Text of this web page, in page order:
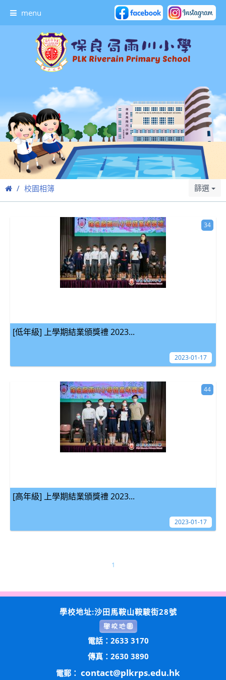
menu
校園相簿 篩選
[低年級] 上學期結業頒獎禮 2023...
34
2023-01-17
[高年級] 上學期結業頒獎禮 2023...
44
2023-01-17
1
學校地址:沙田馬鞍山鞍駿街28號
電話：2633 3170
傳真：2630 3890
電郵： contact@plkrps.edu.hk